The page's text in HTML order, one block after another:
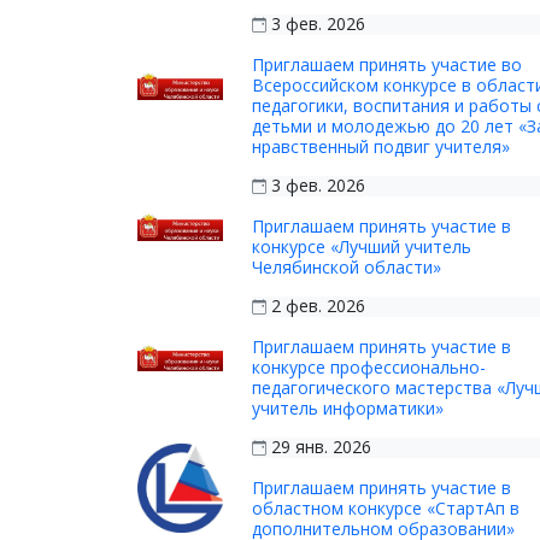
3 фев. 2026
Приглашаем принять участие во
Всероссийском конкурсе в
педагогики, воспитания и работы
детьми и молодежью до 20 лет
нравственный подвиг учителя»
3 фев. 2026
Приглашаем принять участие в
конкурсе «Лучший учитель
Челябинской области»
2 фев. 2026
Приглашаем принять участие в
конкурсе профессионально-
педагогического мастерства
учитель информатики»
29 янв. 2026
Приглашаем принять участие в
областном конкурсе «СтартАп в
дополнительном образовании»